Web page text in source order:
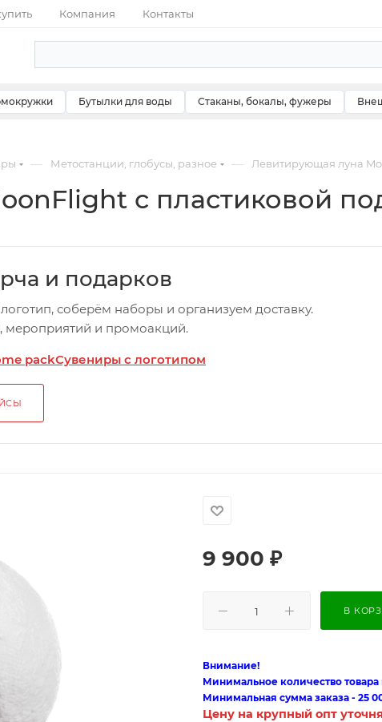
Компания Контакты
Бутылки для воды Стаканы, бокалы, фужеры
— Метостанции, глобусы, разное — Левитирующая луна
с пластиковой
и подарков
соберём наборы и организуем доставку.
мероприятий и промоакций.
packСувениры с логотипом
9 900 ₽
В
Внимание!
Минимальное количество товара
Минимальная сумма заказа - 25
Цену на крупный опт